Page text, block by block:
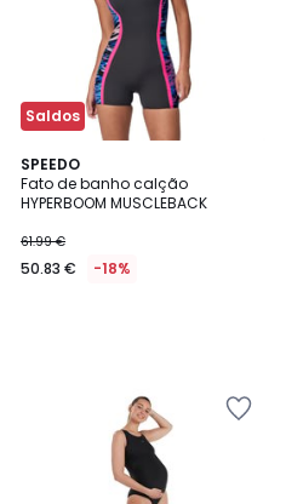
Saldos
SPEEDO
Fato de banho calção
HYPERBOOM MUSCLEBACK
61.99 €
50.83 € -18%